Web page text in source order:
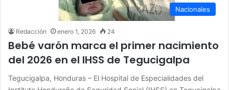
Nacionales
Redacción enero 1, 2026 24
Bebé varón marca el primer nacimiento
del 2026 en el IHSS de Tegucigalpa
Tegucigalpa, Honduras – El Hospital de Especialidades del